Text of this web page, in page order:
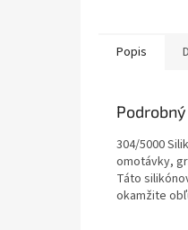
Popis
304/5000
omotávky,
Táto
okamžite